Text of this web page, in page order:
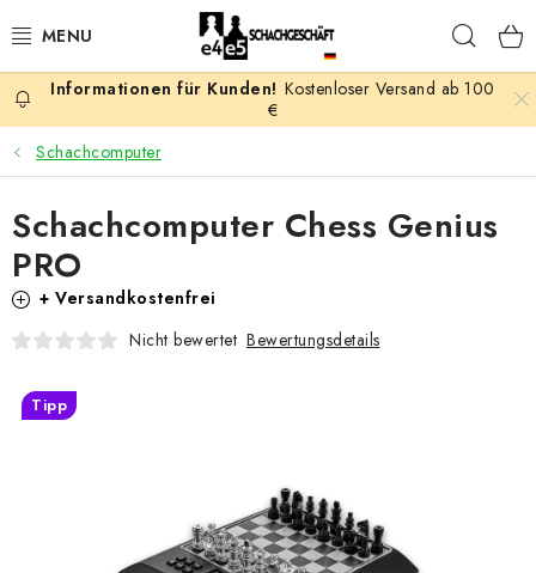
Inhalt
AKTION
SCHACHSPIELE
SCHACHFIGUREN
SCHACHBRETTER
SCHACHUHREN
SCHACHBÜCHER
Kostenloser Versand ab 100
€
Schachcomputer
Schachcomputer Chess Genius
PRO
+ Versandkostenfrei
Nicht bewertet Bewertungsdetails
Tipp